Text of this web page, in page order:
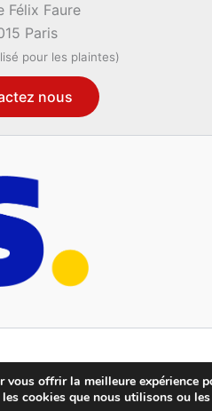
Félix Faure
Paris
pour les plaintes)
nous
vous offrir la meilleure expérience
cookies que nous utilisons ou